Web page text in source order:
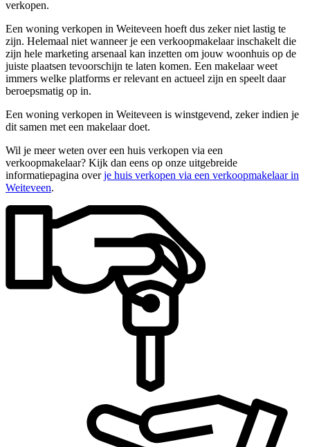
verkopen.
Een woning verkopen in Weiteveen hoeft dus zeker niet lastig te
zijn. Helemaal niet wanneer je een verkoopmakelaar inschakelt die
zijn hele marketing arsenaal kan inzetten om jouw woonhuis op de
juiste plaatsen tevoorschijn te laten komen. Een makelaar weet
immers welke platforms er relevant en actueel zijn en speelt daar
beroepsmatig op in.
Een woning verkopen in Weiteveen is winstgevend, zeker indien je
dit samen met een makelaar doet.
Wil je meer weten over een huis verkopen via een
verkoopmakelaar? Kijk dan eens op onze uitgebreide
informatiepagina overje huis verkopen via een verkoopmakelaar in
Weiteveen.